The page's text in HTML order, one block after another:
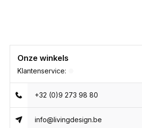
Onze winkels
Klantenservice:
+32 (0)9 273 98 80
info@livingdesign.be